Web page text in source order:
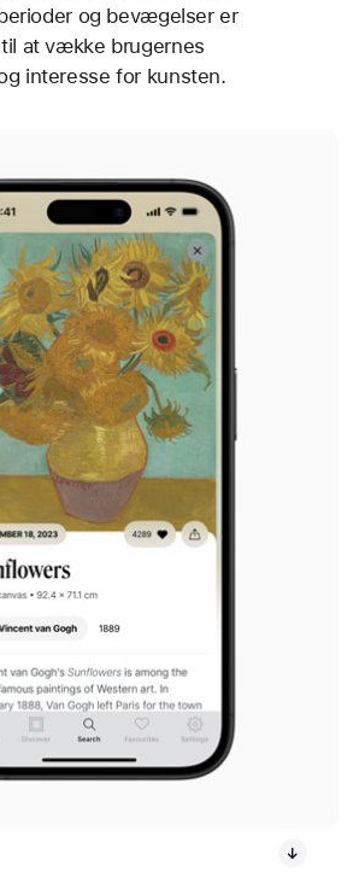
og bevægelser er
at vække brugernes
interesse for kunsten.